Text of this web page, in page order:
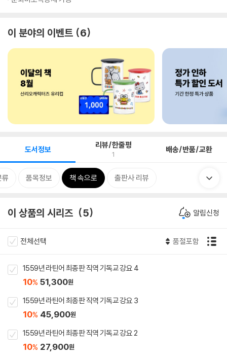
이 분야의 이벤트 6
도서정보 리뷰/한줄평
1 배송/반품/교환
류 품목정보 책 속으로 출판사 리뷰
이 상품의 시리즈 5 알림신청
전체선택 품절포함
1559년 라틴어 최종판 직역 기독교 강요 4
10% 51,300원
1559년 라틴어 최종판 직역 기독교 강요 3
10% 45,900원
1559년 라틴어 최종판 직역 기독교 강요 2
10% 27,900원